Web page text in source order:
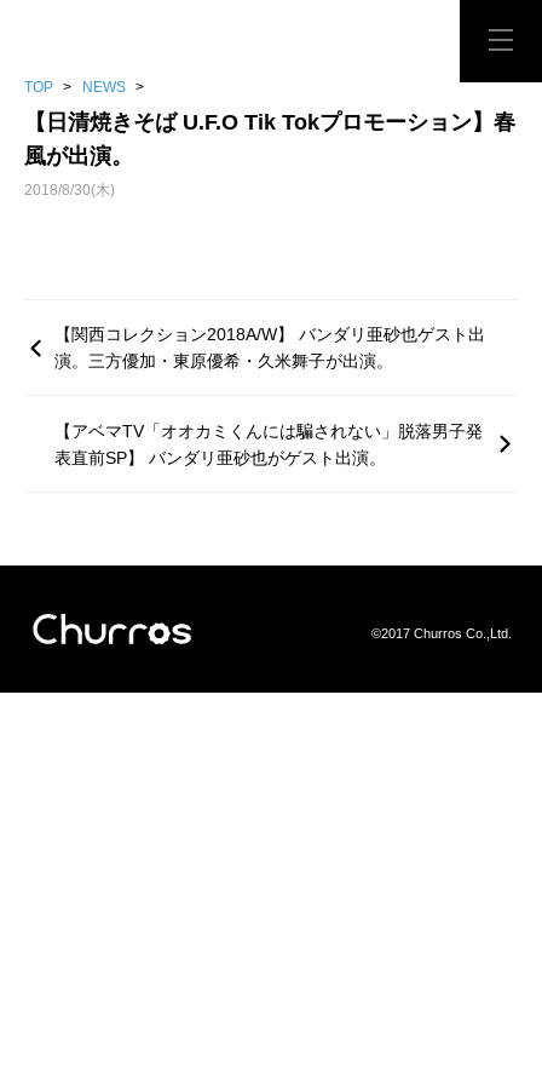
TOP > NEWS >
【日清焼きそば U.F.O Tik Tokプロモーション】春
風が出演。
2018/8/30(木)
【関西コレクション2018A/W】 バンダリ亜砂也ゲスト出
演。三方優加・東原優希・久米舞子が出演。
【アベマTV「オオカミくんには騙されない」脱落男子発
表直前SP】 バンダリ亜砂也がゲスト出演。
©2017 Churros Co.,Ltd.